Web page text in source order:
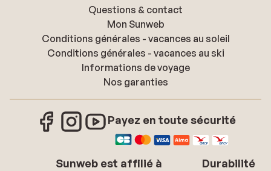
Questions & contact
Mon Sunweb
Conditions générales - vacances au soleil
Conditions générales - vacances au ski
Informations de voyage
Nos garanties
Payez en toute sécurité
Sunweb est affilié à Durabilité